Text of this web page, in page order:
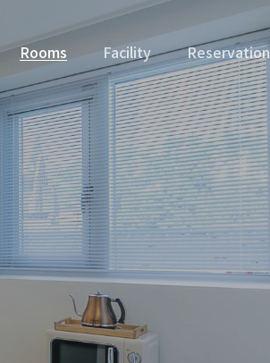
Rooms Facility Reservation